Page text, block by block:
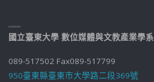
國立臺東大學 數位媒體與文教產業學系
089-517502 Fax089-517799
950臺東縣臺東市大學路二段369號